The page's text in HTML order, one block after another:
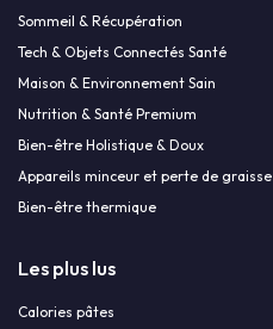
Sommeil & Récupération
Tech & Objets Connectés Santé
Maison & Environnement Sain
Nutrition & Santé Premium
Bien-être Holistique & Doux
Appareils minceur et perte de graisse
Bien-être thermique
Les plus lus
Calories pâtes